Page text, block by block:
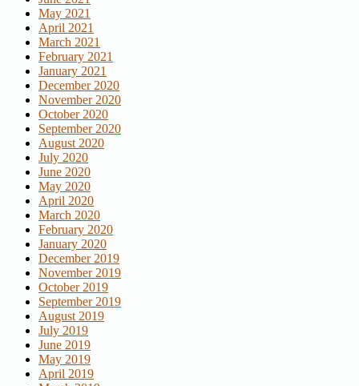
May 2021
April 2021
March 2021
February 2021
January 2021
December 2020
November 2020
October 2020
September 2020
August 2020
July 2020
June 2020
May 2020
April 2020
March 2020
February 2020
January 2020
December 2019
November 2019
October 2019
September 2019
August 2019
July 2019
June 2019
May 2019
April 2019